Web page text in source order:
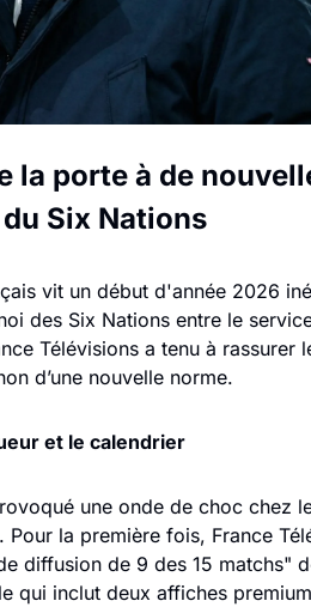
la porte à de
Six Nations
vit un début d'année 2026
des Six Nations entre le
Télévisions a tenu à rassurer
d’une nouvelle norme.
et le calendrier
une onde de choc chez
Pour la première fois, France
diffusion de 9 des 15 matchs"
qui inclut deux affiches